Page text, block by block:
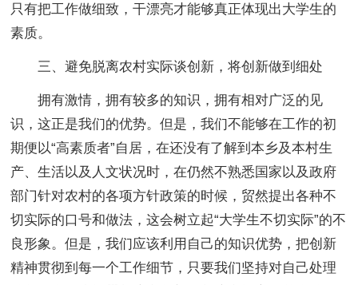
只有把工作做细致，干漂亮才能够真正体现出大学生的
素质。
三、避免脱离农村实际谈创新，将创新做到细处
拥有激情，拥有较多的知识，拥有相对广泛的见
识，这正是我们的优势。但是，我们不能够在工作的初
期便以“高素质者”自居，在还没有了解到本乡及本村生
产、生活以及人文状况时，在仍然不熟悉国家以及政府
部门针对农村的各项方针政策的时候，贸然提出各种不
切实际的口号和做法，这会树立起“大学生不切实际”的不
良形象。但是，我们应该利用自己的知识优势，把创新
精神贯彻到每一个工作细节，只要我们坚持对自己处理